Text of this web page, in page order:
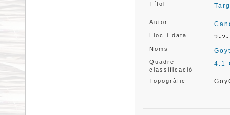
Títol
Autor
Lloc i data ?-?-
Noms
Quadre
classificació
4.1
Topogràfic